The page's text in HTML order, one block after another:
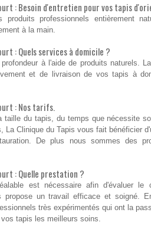
: Besoin d'entretien pour vos tapis
professionnels entièrement
à la main.
: Quels services à domicile ?
à l'aide de produits naturels.
et de livraison de vos tapis à
: Nos tarifs.
taille du tapis, du temps que nécessite
Clinique du Tapis vous fait bénéficier
De plus nous sommes des
: Quelle prestation ?
est nécessaire afin d'évaluer le
propose un travail efficace et soigné.
très expérimentés qui ont la
tapis les meilleurs soins.